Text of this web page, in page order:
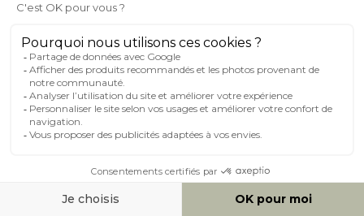
Table à manger ronde extensible finition noyer L120-150 cm
LEENA
Expédié sous 3 mois
(75)
439,99